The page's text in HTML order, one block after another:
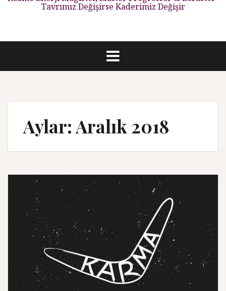
Tavrımız Değişirse Kaderimiz Değişir
Aylar: Aralık 2018